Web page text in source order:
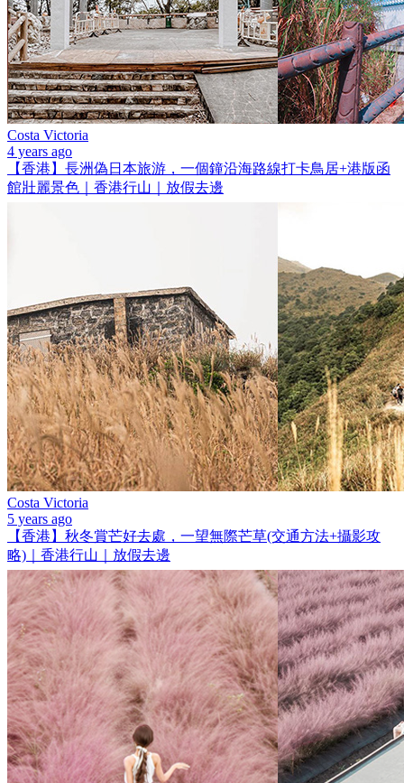
Costa Victoria
4 years ago
【香港】長洲偽日本旅游，一個鐘沿海路線打卡鳥居+港版函
館壯麗景色｜香港行山｜放假去邊
Costa Victoria
5 years ago
【香港】秋冬賞芒好去處，一望無際芒草(交通方法+攝影攻
略)｜香港行山｜放假去邊